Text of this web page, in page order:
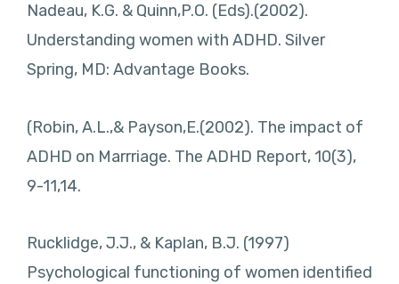
Nadeau, K.G. & Quinn,P.O. (Eds).(2002).
Understanding women with ADHD. Silver
Spring, MD: Advantage Books.
(Robin, A.L.,& Payson,E.(2002). The impact of
ADHD on Marrriage. The ADHD Report, 10(3),
9-11,14.
Rucklidge, J.J., & Kaplan, B.J. (1997)
Psychological functioning of women identified